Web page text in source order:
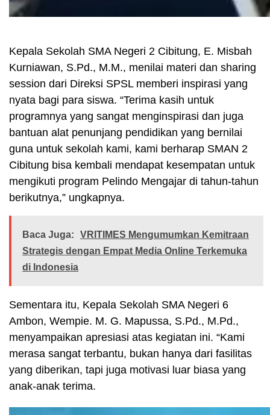
Kepala Sekolah SMA Negeri 2 Cibitung, E. Misbah
Kurniawan, S.Pd., M.M., menilai materi dan sharing
session dari Direksi SPSL memberi inspirasi yang
nyata bagi para siswa. “Terima kasih untuk
programnya yang sangat menginspirasi dan juga
bantuan alat penunjang pendidikan yang bernilai
guna untuk sekolah kami, kami berharap SMAN 2
Cibitung bisa kembali mendapat kesempatan untuk
mengikuti program Pelindo Mengajar di tahun-tahun
berikutnya,” ungkapnya.
Baca Juga:
VRITIMES Mengumumkan Kemitraan
Strategis dengan Empat Media Online Terkemuka
di Indonesia
Sementara itu, Kepala Sekolah SMA Negeri 6
Ambon, Wempie. M. G. Mapussa, S.Pd., M.Pd.,
menyampaikan apresiasi atas kegiatan ini. “Kami
merasa sangat terbantu, bukan hanya dari fasilitas
yang diberikan, tapi juga motivasi luar biasa yang
anak-anak terima.